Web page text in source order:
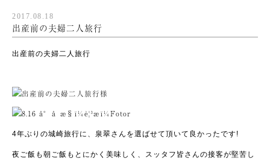
2017.08.18
出産前の夫婦二人旅行
出産前の夫婦二人旅行
4年ぶりの城崎旅行に、泉翠さんを選ばせて頂いて良かったです!
夜ご飯も朝ご飯もとにかく美味しく、スッタフ皆さんの接客が堅苦し